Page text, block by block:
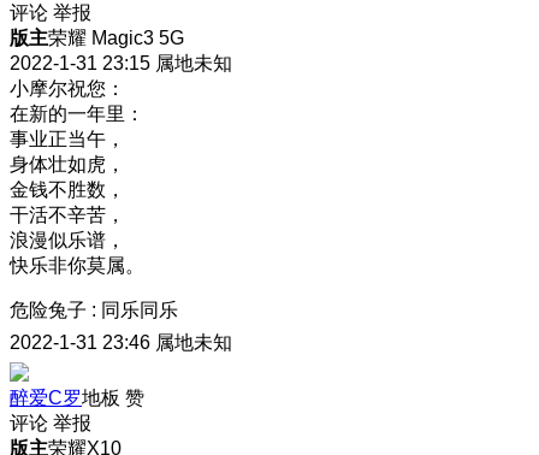
评论 举报
版主荣耀 Magic3 5G
2022-1-31 23:15 属地未知
小摩尔祝您：
在新的一年里：
事业正当午，
身体壮如虎，
金钱不胜数，
干活不辛苦，
浪漫似乐谱，
快乐非你莫属。
危险兔子 : 同乐同乐
2022-1-31 23:46 属地未知
醉爱C罗地板 赞
评论 举报
版主荣耀X10